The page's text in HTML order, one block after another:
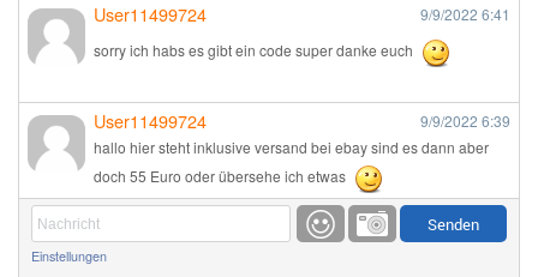
User11499724 9/9/2022 6:41
sorry ich habs es gibt ein code super danke euch
User11499724 9/9/2022 6:39
hallo hier steht inklusive versand bei ebay sind es dann aber
doch 55 Euro oder übersehe ich etwas
Günni 9/1/20226:17
Einstellungen